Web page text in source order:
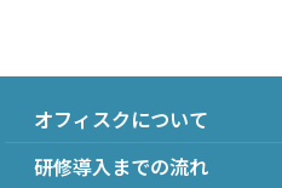
オフィスクについて
研修導入までの流れ